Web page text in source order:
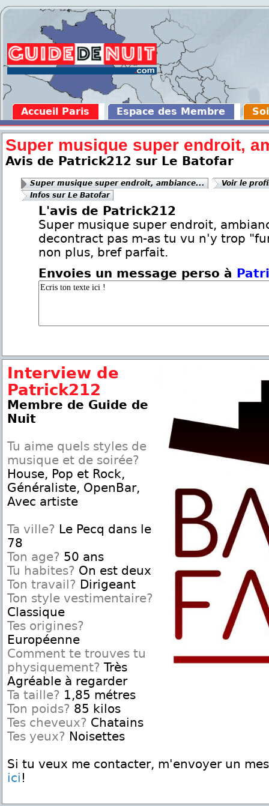
Accueil Paris Espace des Membre
Super musique super endroit,
Avis de Patrick212 sur Le Batofar
Super musique super endroit, ambiance...
Voir le
Infos sur Le Batofar
L'avis de Patrick212
Super musique super endroit,
decontract pas m-as tu vu n'y trop
non plus, bref parfait.
Envoies un message perso à
Interview de
Patrick212
Membre de Guide de
Nuit
Tu aime quels styles de
musique et de soirée?
House, Pop et Rock,
Généraliste, OpenBar,
Avec artiste
Ta ville? Le Pecq dans le
78
Ton age? 50 ans
Tu habites? On est deux
Ton travail? Dirigeant
Ton style vestimentaire?
Classique
Tes origines?
Européenne
Comment te trouves tu
physiquement? Très
Agréable à regarder
Ta taille? 1,85 métres
Ton poids? 85 kilos
Tes cheveux? Chatains
Tes yeux? Noisettes
Si tu veux me contacter, m'envoyer un
ici !